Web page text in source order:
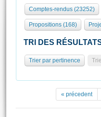
577 députés
Groupes politiques
Commissions et
Europe et
Pétitions
Organisation de
Présidence Conférence
Statistiques et
Documents de
( Constitution | Règlement
Visite virtuelle du
Assister à une séance
La Bibliothèque
Comptes-rendus (23252)
Propositions (168)
TRI DES
Trier par pertinence
« précedent